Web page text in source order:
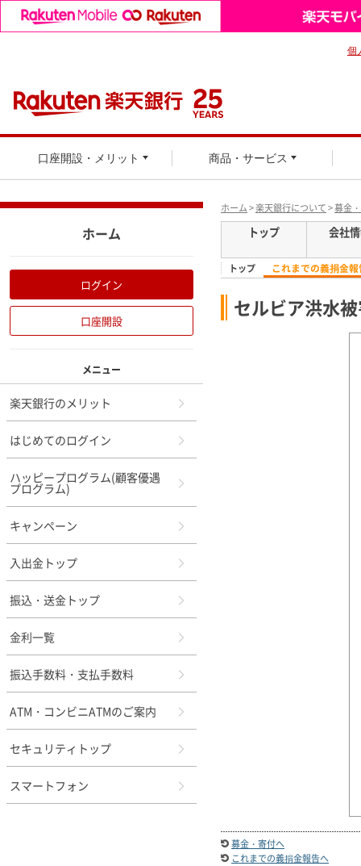
口座開設・メリット 商品・サービス
個
ホーム>楽天銀行について>募金
トップ 会社
トップ これまでの義捐金報
セルビア洪水
募金・寄付へ
これまでの義捐金報告へ
ホーム
ログイン
口座開設
メニュー
楽天銀行のメリット
はじめてのログイン
ハッピープログラム(顧客優遇
プログラム)
キャンペーン
入出金トップ
振込・送金トップ
金利一覧
振込手数料・支払手数料
ATM・コンビニATMのご案内
セキュリティトップ
スマートフォン